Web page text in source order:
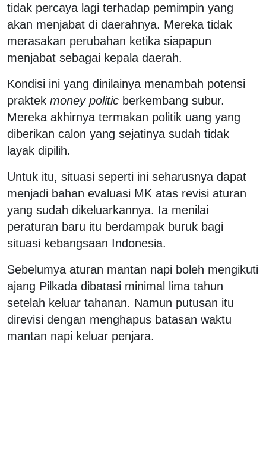
tidak percaya lagi terhadap pemimpin yang
akan menjabat di daerahnya. Mereka tidak
merasakan perubahan ketika siapapun
menjabat sebagai kepala daerah.
Kondisi ini yang dinilainya menambah potensi
praktek money politic berkembang subur.
Mereka akhirnya termakan politik uang yang
diberikan calon yang sejatinya sudah tidak
layak dipilih.
Untuk itu, situasi seperti ini seharusnya dapat
menjadi bahan evaluasi MK atas revisi aturan
yang sudah dikeluarkannya. Ia menilai
peraturan baru itu berdampak buruk bagi
situasi kebangsaan Indonesia.
Sebelumya aturan mantan napi boleh mengikuti
ajang Pilkada dibatasi minimal lima tahun
setelah keluar tahanan. Namun putusan itu
direvisi dengan menghapus batasan waktu
mantan napi keluar penjara.